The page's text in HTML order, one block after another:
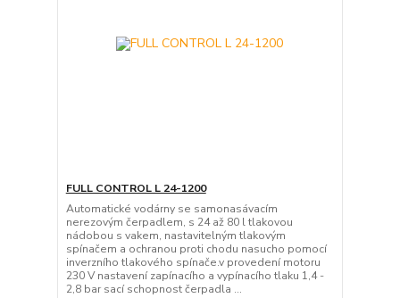
FULL CONTROL L 24-1200
Automatické vodárny se samonasávacím
nerezovým čerpadlem, s 24 až 80 l tlakovou
nádobou s vakem, nastavitelným tlakovým
spínačem a ochranou proti chodu nasucho pomocí
inverzního tlakového spínače.v provedení motoru
230 V nastavení zapínacího a vypínacího tlaku 1,4 -
2,8 bar sací schopnost čerpadla ...